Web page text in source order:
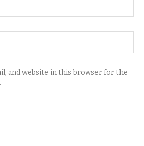
and website in this browser for the